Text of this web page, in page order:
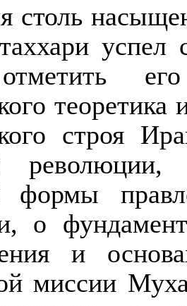
столь
успел
строя
революции,
формы
о
и
миссии